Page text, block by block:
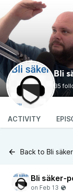
Bli
35
ACTIVITY
Back to Bli
Bli säker-